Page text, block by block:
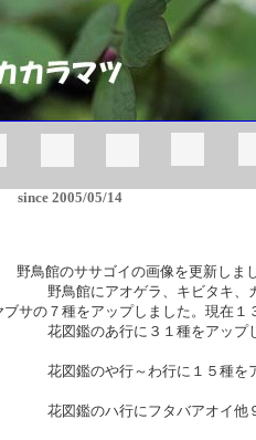
since 2005/05/14
のササゴイの画像を更新しまし
野鳥館にアオゲラ、キビタキ、カ
サの７種をアップしました。現在１
花図鑑のあ行に３１種をアップし
花図鑑のや行～わ行に１５種をア
花図鑑のハ行にフタバアオイ他９